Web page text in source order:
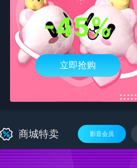
-45%
立即抢购
商城特卖 影音会员